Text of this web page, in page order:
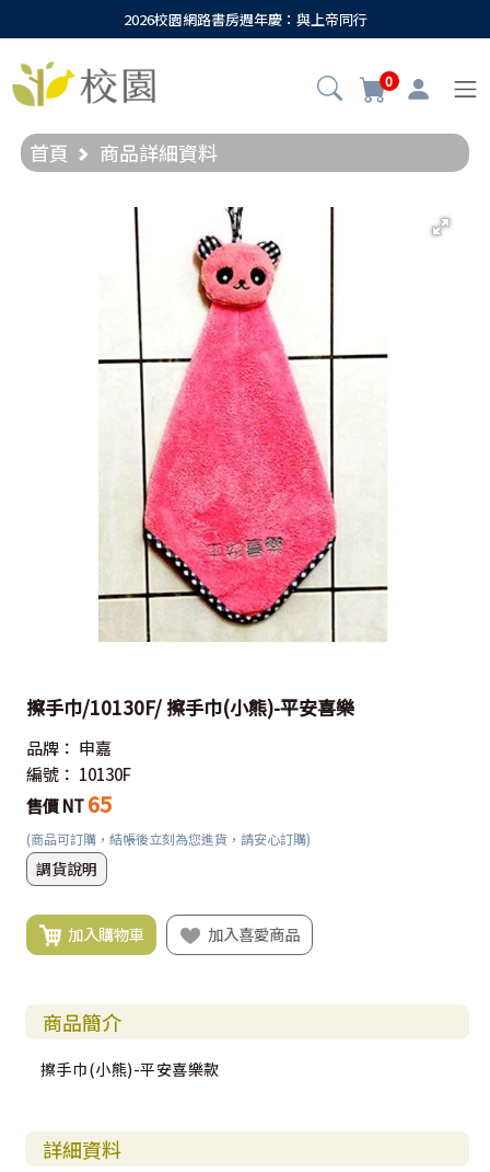
2026校園網路書房週年慶：與上帝同行
0
首頁 商品詳細資料
擦手巾/10130F/ 擦手巾(小熊)-平安喜樂
品牌： 申嘉
編號： 10130F
售價 NT 65
(商品可訂購，結帳後立刻為您進貨，請安心訂購)
調貨說明
加入購物車 加入喜愛商品
商品簡介
擦手巾(小熊)-平安喜樂款
詳細資料